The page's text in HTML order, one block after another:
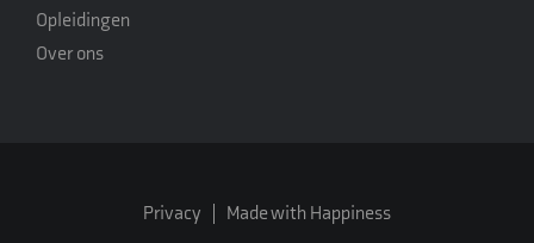
Opleidingen
Over ons
Privacy Made with Happiness